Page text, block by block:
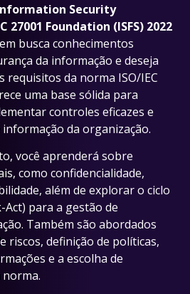
Security
27001 Foundation (ISFS) 2022
busca conhecimentos
da informação e deseja
requisitos da norma ISO/IEC
uma base sólida para
controles eficazes e
da organização.
você aprenderá sobre
como confidencialidade,
além de explorar o ciclo
Act) para a gestão de
Também são abordados
riscos, definição de políticas,
e a escolha de